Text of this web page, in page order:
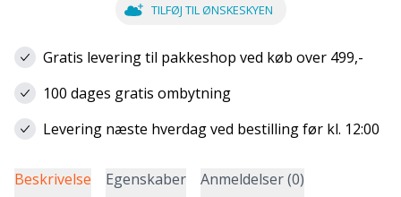
TILFØJ TIL ØNSKESKYEN
Gratis levering til pakkeshop ved køb over 499,-
100 dages gratis ombytning
Levering næste hverdag ved bestilling før kl. 12:00
Beskrivelse Egenskaber Anmeldelser (0)